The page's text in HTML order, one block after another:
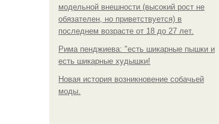
модельной внешности (высокий рост не
обязателен, но приветствуется) в
последнем возрасте от 18 до 27 лет.
Рима пенджиева: "есть шикарные пышки и
есть шикарные худышки!
Новая история возникновение собачьей
моды.